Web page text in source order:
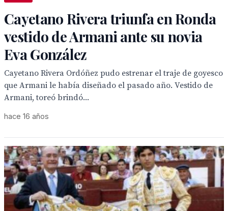
Cayetano Rivera triunfa en Ronda
vestido de Armani ante su novia
Eva González
Cayetano Rivera Ordóñez pudo estrenar el traje de goyesco
que Armani le había diseñado el pasado año. Vestido de
Armani, toreó brindó...
hace 16 años